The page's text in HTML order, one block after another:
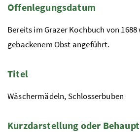
Offenlegungsdatum
Bereits im Grazer Kochbuch von
gebackenem Obst angeführt.
Titel
Wäschermädeln, Schlosserbuben
Kurzdarstellung oder